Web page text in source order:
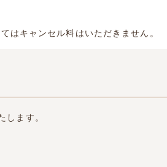
はキャンセル料はいただきません。
します。